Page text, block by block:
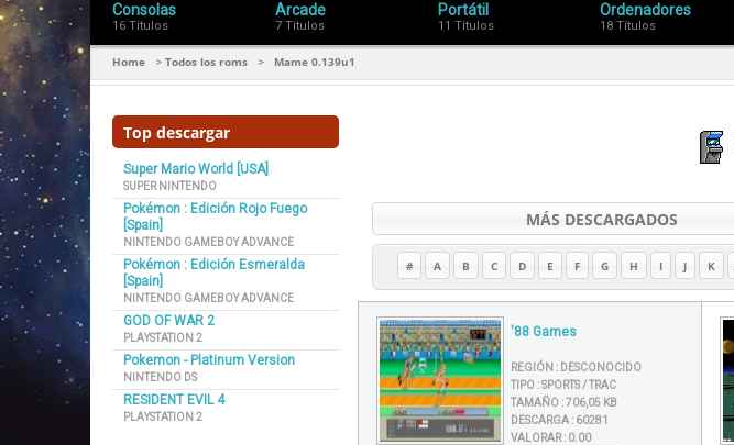
Consolas
16 Títulos
Arcade
7 Títulos
Portátil
11 Títulos
Ordenadores
18 Títulos
Home > Todos los roms > Mame 0.139u1
Top descargar
Super Mario World [USA]
SUPER NINTENDO
Pokémon : Edición Rojo Fuego
[Spain]
NINTENDO GAMEBOY ADVANCE
Pokémon : Edición Esmeralda
[Spain]
NINTENDO GAMEBOY ADVANCE
GOD OF WAR 2
PLAYSTATION 2
Pokemon - Platinum Version
NINTENDO DS
RESIDENT EVIL 4
PLAYSTATION 2
MÁS DESCARGADOS
# A B C D E F G H I J K
'88 Games
REGIÓN : DESCONOCIDO
TIPO :SPORTS / TRAC
TAMAÑO :706,05 KB
DESCARGA : 60281
VALORAR : 0.00